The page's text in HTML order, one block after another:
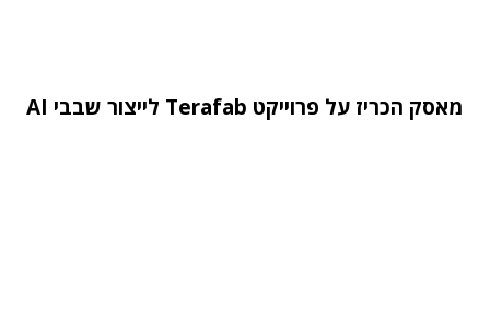
מאסק הכריז על פרוייקט Terafab לייצור שבבי AI